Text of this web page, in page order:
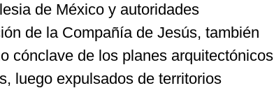
de México y autoridades
de la Compañía de Jesús, también
cónclave de los planes arquitectónicos
luego expulsados de territorios